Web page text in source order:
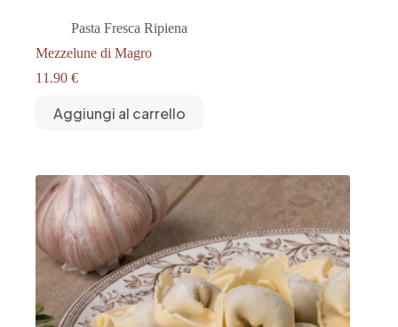
Pasta Fresca Ripiena
Mezzelune di Magro
11.90 €
Aggiungi al carrello